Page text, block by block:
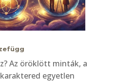
Az öröklött minták, a
egyetlen